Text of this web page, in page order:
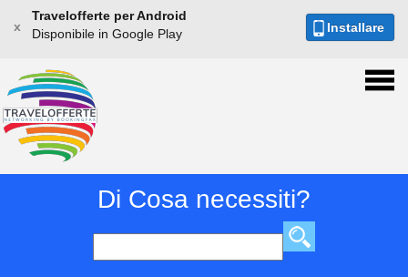
Installare
x
Travelofferte per Android
Disponibile in Google Play
Di Cosa necessiti?